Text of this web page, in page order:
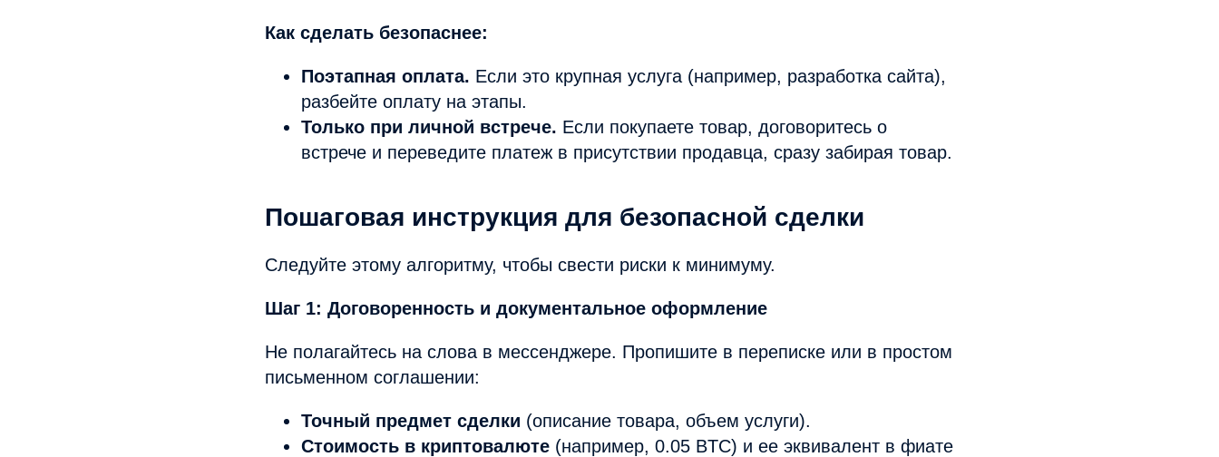
Как сделать безопаснее:
Поэтапная оплата. Если это крупная услуга (например, разработка сайта),
разбейте оплату на этапы.
Только при личной встрече. Если покупаете товар, договоритесь о
встрече и переведите платеж в присутствии продавца, сразу забирая товар.
Пошаговая инструкция для безопасной сделки
Следуйте этому алгоритму, чтобы свести риски к минимуму.
Шаг 1: Договоренность и документальное оформление
Не полагайтесь на слова в мессенджере. Пропишите в переписке или в простом
письменном соглашении:
Точный предмет сделки (описание товара, объем услуги).
Стоимость в криптовалюте (например, 0.05 BTC) и ее эквивалент в фиате